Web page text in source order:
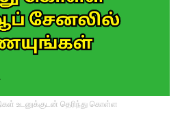
உடனுக்குடன் தெரிந்து கொள்ள